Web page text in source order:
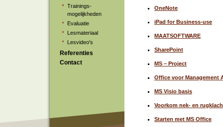
Trainings-
mogelijkheden
Evaluatie
Lesmateriaal
Lesvideo's
Referenties
Contact
OneNote
iPad for Business-use
MAATSOFTWARE
SharePoint
MS – Project
Office voor Management
MS Visio basis
Voorkom nek- en
Starten met MS Office